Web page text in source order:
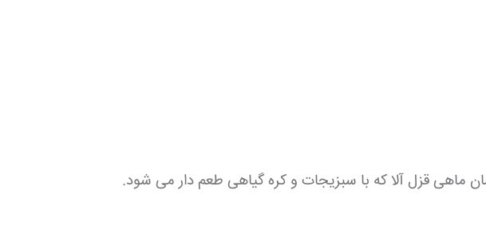
قزل آلا که با سبزیجات و کره گیاهی طعم دار می شود.